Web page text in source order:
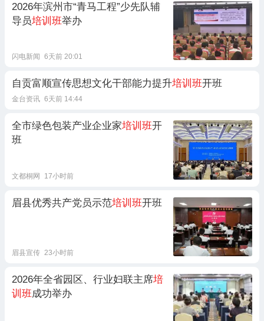
2026年滨州市“青马工程”少先队辅
导员培训班举办
闪电新闻 6天前 20:01
自贡富顺宣传思想文化干部能力提升培训班开班
金台资讯 6天前 14:44
全市绿色包装产业企业家培训班开
班
文都桐网 17小时前
眉县优秀共产党员示范培训班开班
眉县宣传 23小时前
2026年全省园区、行业妇联主席培
训班成功举办